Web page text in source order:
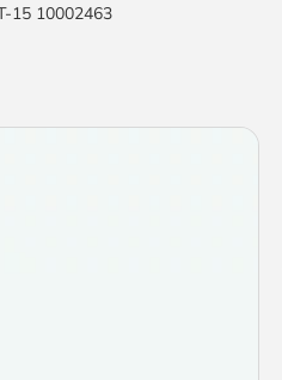
15 10002463